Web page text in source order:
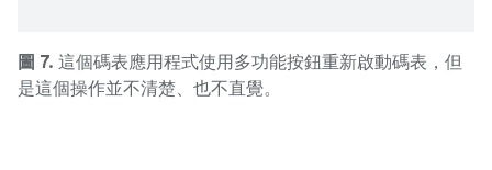
圖 7. 這個碼表應用程式使用多功能按鈕重新啟動碼表，但
是這個操作並不清楚、也不直覺。